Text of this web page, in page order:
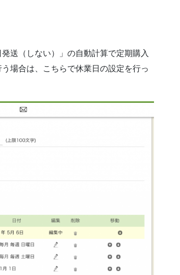
送（しない）」の自動計算で定期購入
場合は、こちらで休業日の設定を行っ